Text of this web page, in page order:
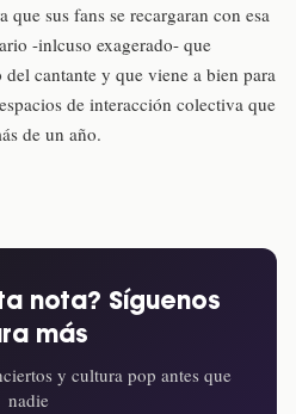
que sus fans se recargaran con esa
-inlcuso exagerado- que
cantante y que viene a bien para
de interacción colectiva que
de un año.
nota? Síguenos
más
y cultura pop antes que
nadie